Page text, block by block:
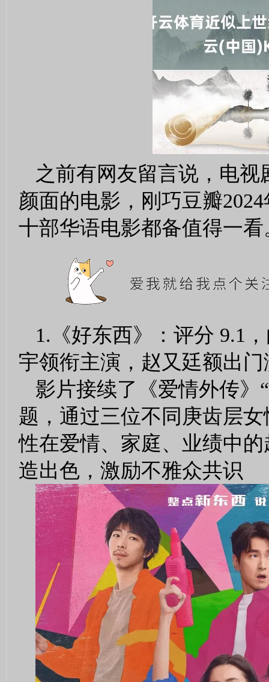
之前有网友留言说，电
颜面的电影，刚巧豆瓣
十部华语电影都备值得一看
1.《好东西》：评分 9.1
宇领衔主演，赵又廷额出门
影片接续了《爱情外传》
题，通过三位不同庚齿层
性在爱情、家庭、业绩中
造出色，激励不雅众共识